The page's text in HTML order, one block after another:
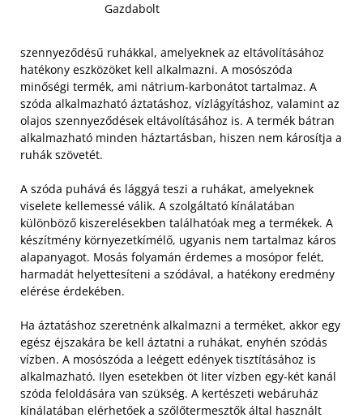
Gazdabolt
szennyeződésű ruhákkal, amelyeknek az eltávolításához
hatékony eszközöket kell alkalmazni. A mosószóda
minőségi termék, ami nátrium-karbonátot tartalmaz. A
szóda alkalmazható áztatáshoz, vízlágyításhoz, valamint az
olajos szennyeződések eltávolításához is. A termék bátran
alkalmazható minden háztartásban, hiszen nem károsítja a
ruhák szövetét.
A szóda puhává és lággyá teszi a ruhákat, amelyeknek
viselete kellemessé válik. A szolgáltató kínálatában
különböző kiszerelésekben találhatóak meg a termékek. A
készítmény környezetkímélő, ugyanis nem tartalmaz káros
alapanyagot. Mosás folyamán érdemes a mosópor felét,
harmadát helyettesíteni a szódával, a hatékony eredmény
elérése érdekében.
Ha áztatáshoz szeretnénk alkalmazni a terméket, akkor egy
egész éjszakára be kell áztatni a ruhákat, enyhén szódás
vízben. A mosószóda a leégett edények tisztításához is
alkalmazható. Ilyen esetekben öt liter vízben egy-két kanál
szóda feloldására van szükség. A kertészeti webáruház
kínálatában elérhetőek a szőlőtermesztők által használt